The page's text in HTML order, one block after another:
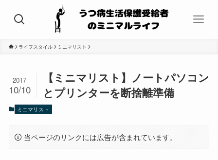
ライフスタイル ミニマリスト
【ミニマリスト】ノートパソコン
とプリンターを断捨離準備
2017
10/10
ミニマリスト
当ページのリンクには広告が含まれています。